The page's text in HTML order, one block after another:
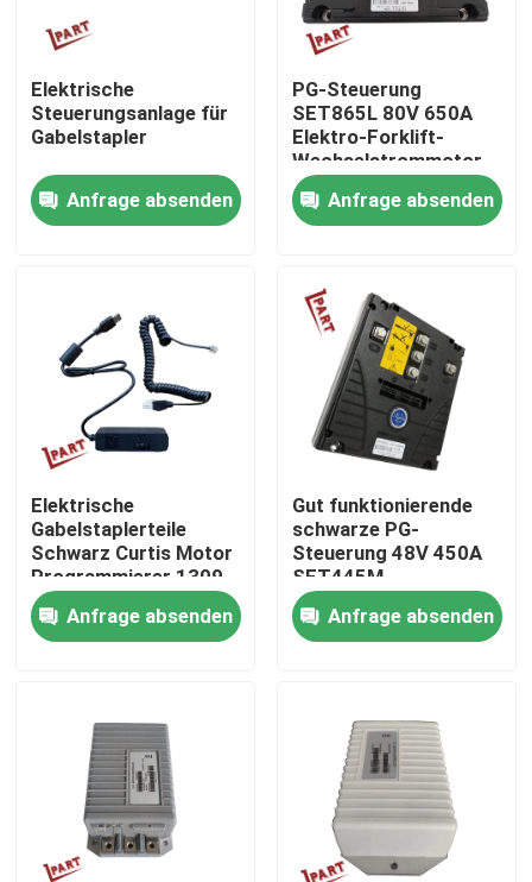
Nach Hause
Kontakte
Produkte
Videos
Gabelstapler-Batterie-Teile
Gabelstapler-Antriebsrad
Gabelstapler-Bewegungsprüfer
Elektrischer Gabelstapler-Motor
LED-Gabelstapler-Lichter
Elektrische
Steuerungsanlage für
Gabelstapler
Anfrage absenden
PG-Steuerung
SET865L 80V 650A
Elektro-Forklift-
Wechselstrommotor-
Steuerung
Anfrage absenden
Elektrische
Gabelstaplerteile
Schwarz Curtis Motor
Programmierer 1309
für Curtis Controller
Anfrage absenden
Gut funktionierende
schwarze PG-
Steuerung 48V 450A
SET445M
Gabelstapler-
Motorsteuerung
Anfrage absenden